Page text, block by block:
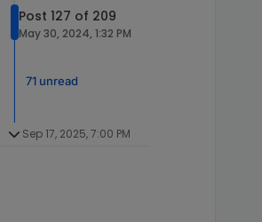
Post 127 of 209
May 30, 2024, 1:32 PM
71 unread
Sep 17, 2025, 7:00 PM